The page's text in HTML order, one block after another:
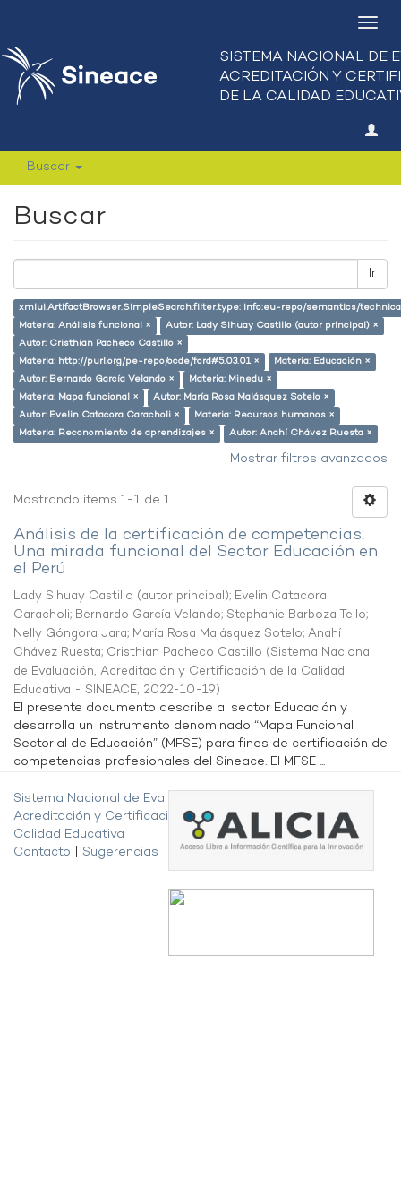
Buscar
Buscar
Ir
xmlui.ArtifactBrowser.SimpleSearch.filter.type: info:eu-repo/semantics/
Materia: Análisis funcional ×
Autor: Lady Sihuay Castillo (autor principal) ×
Autor: Cristhian Pacheco Castillo ×
Materia: http://purl.org/pe-repo/ocde/ford#5.03.01 ×
Materia: Educación ×
Autor: Bernardo García Velando ×
Materia: Minedu ×
Materia: Mapa funcional ×
Autor: María Rosa Malásquez Sotelo ×
Autor: Evelin Catacora Caracholi ×
Materia: Recursos humanos ×
Materia: Reconomiento de aprendizajes ×
Autor: Anahí Chávez Ruesta ×
Mostrar filtros avanzados
Mostrando ítems 1-1 de 1
Análisis de la certificación de competencias:
Una mirada funcional del Sector Educación en
el Perú
Lady Sihuay Castillo (autor principal); Evelin Catacora
Caracholi; Bernardo García Velando; Stephanie Barboza Tello;
Nelly Góngora Jara; María Rosa Malásquez Sotelo; Anahí
Chávez Ruesta; Cristhian Pacheco Castillo (Sistema Nacional
de Evaluación, Acreditación y Certificación de la Calidad
Educativa - SINEACE, 2022-10-19)
El presente documento describe al sector Educación y
desarrolla un instrumento denominado “Mapa Funcional
Sectorial de Educación” (MFSE) para fines de certificación de
competencias profesionales del Sineace. El MFSE ...
Sistema Nacional de Evaluación,
Acreditación y Certificación de la
Calidad Educativa
Contacto
Sugerencias